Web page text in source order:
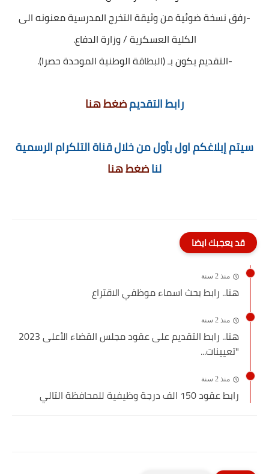
-رفق نسخة ضوئية من وثيقة التخرج المدرسية معنونه الى
الكلية العسكرية / وزارة الدفاع.
-التقديم يكون بـ (البطاقة الوطنية الموحدة حصرا).
رابط التقديمضغط هنا
سيتم إبلاغكم اول بأول من خلال قناة التلكرام الرسمية
لناضغط هنا
قد يعجبك ايضا
منذ 2 سنة
هنا.. رابط بحث اسماء موظفي الاقتراع
منذ 2 سنة
هنا.. رابط التقديم على عقود مجلس القضاء الأعلى 2023
"تعيينات...
منذ 2 سنة
رابط عقود 150 الف درجة وظيفية للمحافظة التالي